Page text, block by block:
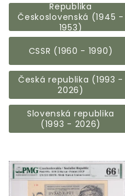
Republika
Československá (1945 -
1953)
CSSR (1960 - 1990)
Česká republika (1993 -
2026)
Slovenská republika
(1993 - 2026)
ý
p